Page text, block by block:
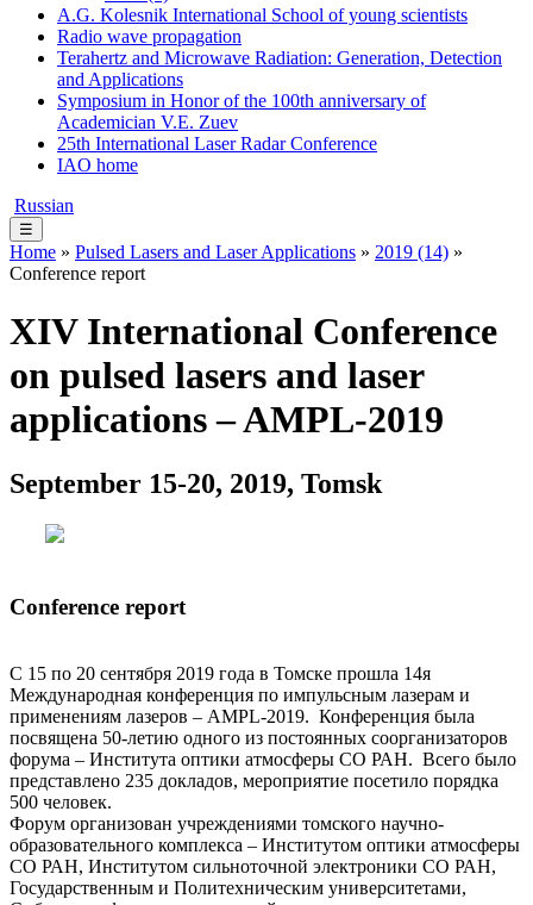
A.G. Kolesnik International School of young scientists
Radio wave propagation
Terahertz and Microwave Radiation: Generation, Detection
and Applications
Symposium in Honor of the 100th anniversary of
Academician V.E. Zuev
25th International Laser Radar Conference
IAO home
Russian
☰
Home » Pulsed Lasers and Laser Applications » 2019 (14) »
Conference report
XIV International Conference
on pulsed lasers and laser
applications – AMPL-2019
September 15-20, 2019, Tomsk
Conference report
С 15 по 20 сентября 2019 года в Томске прошла 14я
Международная конференция по импульсным лазерам и
применениям лазеров – AMPL-2019. Конференция была
посвящена 50-летию одного из постоянных соорганизаторов
форума – Института оптики атмосферы СО РАН. Всего было
представлено 235 докладов, мероприятие посетило порядка
500 человек.
Форум организован учреждениями томского научно-
образовательного комплекса – Институтом оптики атмосферы
СО РАН, Институтом сильноточной электроники СО РАН,
Государственным и Политехническим университетами,